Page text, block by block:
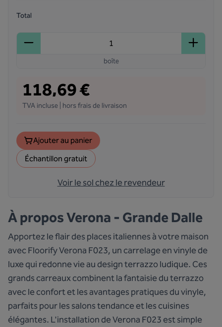
Total
boîte
118,69 €
TVA incluse | hors frais de livraison
Ajouter au panier
Échantillon gratuit
Voir le sol chez le revendeur
À proposVerona - Grande Dalle
Apportez le flair des places italiennes à votre maison
avec Floorify Verona F023, un carrelage en vinyle de
luxe qui redonne vie au design terrazzo ludique. Ces
grands carreaux combinent la fantaisie du terrazzo
avec le confort et les avantages pratiques du vinyle,
parfaits pour les salons tendance et les cuisines
élégantes. L'installation de Verona F023 est simple